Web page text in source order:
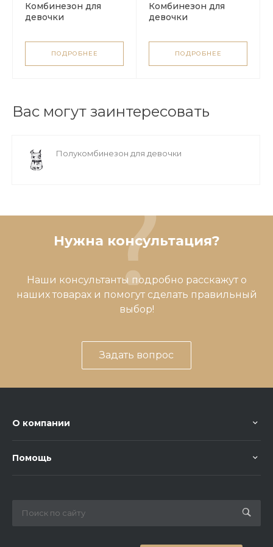
Комбинезон для
девочки
ПОДРОБНЕЕ
Комбинезон для
девочки
ПОДРОБНЕЕ
Вас могут заинтересовать
Полукомбинезон для девочки
Нужна консультация?
Наши консультанты подробно расскажут о
наших товарах и помогут сделать правильный
выбор!
Задать вопрос
О компании
Помощь